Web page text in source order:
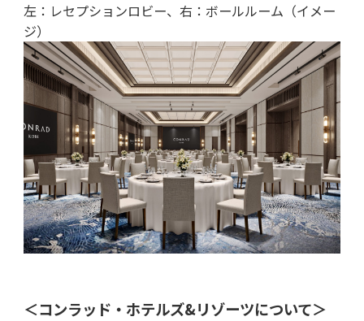
左：レセプションロビー、右：ボールルーム（イメー
ジ）
＜コンラッド・ホテルズ&リゾーツについて＞